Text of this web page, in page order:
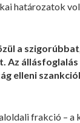
határozatok
a
állásfoglalás
elleni
frakció – a